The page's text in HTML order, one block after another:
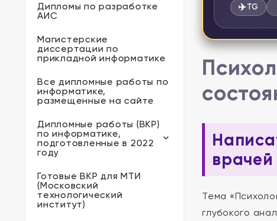
Дипломы по разработке
АИС
Магистерские
диссертации по
прикладной информатике
Все дипломные работы по
информатике,
размещенные на сайте
Дипломные работы (ВКР)
по информатике,
подготовленные в 2022
году
Готовые ВКР для МТИ
(Московский
технологический
институт)
✈️TG
врачей
Тема
глубокого